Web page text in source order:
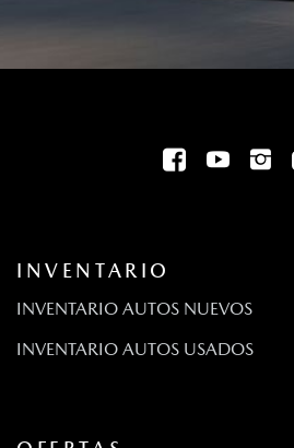
INVENTARIO
INVENTARIO AUTOS NUEVOS
INVENTARIO AUTOS USADOS